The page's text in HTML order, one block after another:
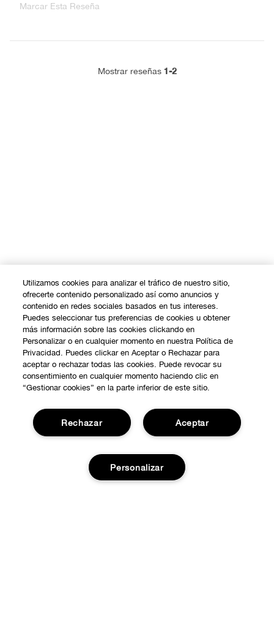
Marcar Esta Reseña
Mostrar reseñas 1-2
Utilizamos cookies para analizar el tráfico de nuestro sitio,
ofrecerte contenido personalizado así como anuncios y
contenido en redes sociales basados en tus intereses.
Puedes seleccionar tus preferencias de cookies u obtener
más información sobre las cookies clickando en
Personalizar o en cualquier momento en nuestra Política de
Privacidad. Puedes clickar en Aceptar o Rechazar para
aceptar o rechazar todas las cookies. Puede revocar su
consentimiento en cualquier momento haciendo clic en
“Gestionar cookies” en la parte inferior de este sitio.
Aceptar
Rechazar
Personalizar